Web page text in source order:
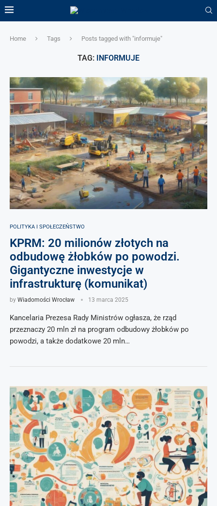
Home Tags Posts tagged with "informuje"
TAG: INFORMUJE
POLITYKA I SPOŁECZEŃSTWO
KPRM: 20 milionów złotych na
odbudowę żłobków po powodzi.
Gigantyczne inwestycje w
infrastrukturę (komunikat)
by Wiadomości Wrocław 13 marca 2025
Kancelaria Prezesa Rady Ministrów ogłasza, że rząd
przeznaczy 20 mln zł na program odbudowy żłobków po
powodzi, a także dodatkowe 20 mln…